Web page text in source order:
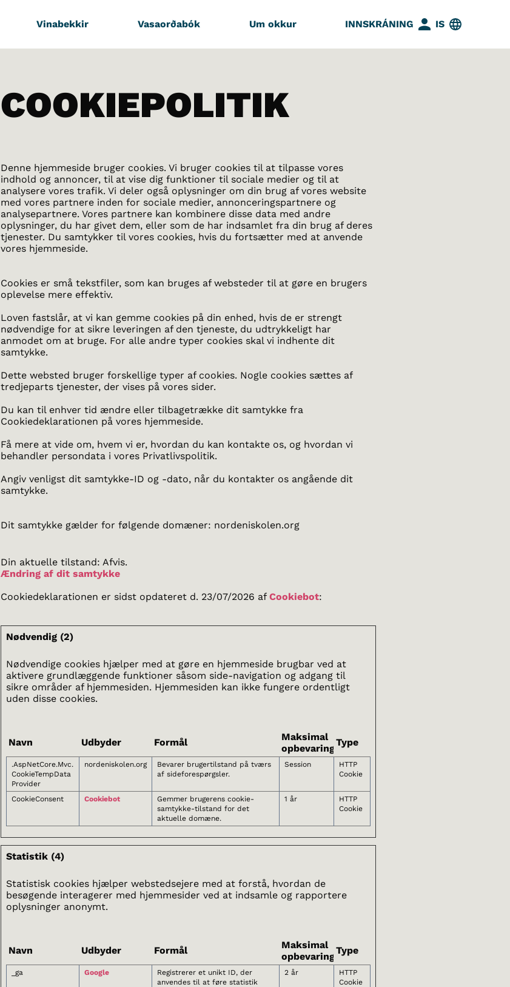
Vinabekkir Vasaorðabók Um okkur INNSKRÁNING IS
COOKIEPOLITIK
Denne hjemmeside bruger cookies. Vi bruger cookies til at tilpasse vores
indhold og annoncer, til at vise dig funktioner til sociale medier og til at
analysere vores trafik. Vi deler også oplysninger om din brug af vores website
med vores partnere inden for sociale medier, annonceringspartnere og
analysepartnere. Vores partnere kan kombinere disse data med andre
oplysninger, du har givet dem, eller som de har indsamlet fra din brug af deres
tjenester. Du samtykker til vores cookies, hvis du fortsætter med at anvende
vores hjemmeside.
Cookies er små tekstfiler, som kan bruges af websteder til at gøre en brugers
oplevelse mere effektiv.
Loven fastslår, at vi kan gemme cookies på din enhed, hvis de er strengt
nødvendige for at sikre leveringen af den tjeneste, du udtrykkeligt har
anmodet om at bruge. For alle andre typer cookies skal vi indhente dit
samtykke.
Dette websted bruger forskellige typer af cookies. Nogle cookies sættes af
tredjeparts tjenester, der vises på vores sider.
Du kan til enhver tid ændre eller tilbagetrække dit samtykke fra
Cookiedeklarationen på vores hjemmeside.
Få mere at vide om, hvem vi er, hvordan du kan kontakte os, og hvordan vi
behandler persondata i vores Privatlivspolitik.
Angiv venligst dit samtykke-ID og -dato, når du kontakter os angående dit
samtykke.
Dit samtykke gælder for følgende domæner: nordeniskolen.org
Din aktuelle tilstand: Afvis.
Ændring af dit samtykke
Cookiedeklarationen er sidst opdateret d. 23/07/2026 af Cookiebot:
Nødvendig (2)
Nødvendige cookies hjælper med at gøre en hjemmeside brugbar ved at
aktivere grundlæggende funktioner såsom side-navigation og adgang til
sikre områder af hjemmesiden. Hjemmesiden kan ikke fungere ordentligt
uden disse cookies.
Navn Udbyder Formål
Maksimal
opbevaringstid
Type
.AspNetCore.Mvc.
CookieTempData
Provider
nordeniskolen.org
Bevarer brugertilstand på tværs
af sideforespørgsler.
Session
HTTP
Cookie
CookieConsent Cookiebot
Gemmer brugerens cookie-
samtykke-tilstand for det
aktuelle domæne.
1 år
HTTP
Cookie
Statistik (4)
Statistisk cookies hjælper webstedsejere med at forstå, hvordan de
besøgende interagerer med hjemmesider ved at indsamle og rapportere
oplysninger anonymt.
Navn Udbyder Formål
Maksimal
opbevaringstid
Type
_ga Google
Registrerer et unikt ID, der
anvendes til at føre statistik
2 år
HTTP
Cookie